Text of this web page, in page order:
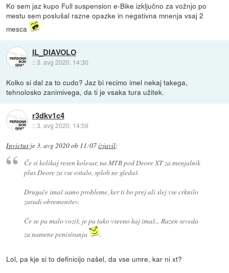
Ko sem jaz kupo Full suspension e-Bike izključno za vožnjo po
mestu sem poslušal razne opazke in negativna mnenja vsaj 2
mesca
IL_DIAVOLO
::3. avg 2020, 14:30
Kolko si dal za to cudo? Jaz bi recimo imel nekaj takega,
tehnolosko zanimivega, da ti je vsaka tura užitek.
r3dkv1c4
::3. avg 2020, 14:59
Invictus je3. avg 2020 ob 11:07izjavil:
Če si kolikaj resen kolesar, na MTB pod Deore XT za menjalnik
plus Deore za vse ostalo, sploh ne gledaš.
Drugače imaš samo probleme, ker ti bo prej ali slej vse crknilo
zaradi obremenitev.
Če se pa malo voziš, je pa tako vseeno kaj imaš... Razen seveda
za namene penisiranja
.
Lol, pa kje si to definicijo našel, da vse umre, kar ni xt?